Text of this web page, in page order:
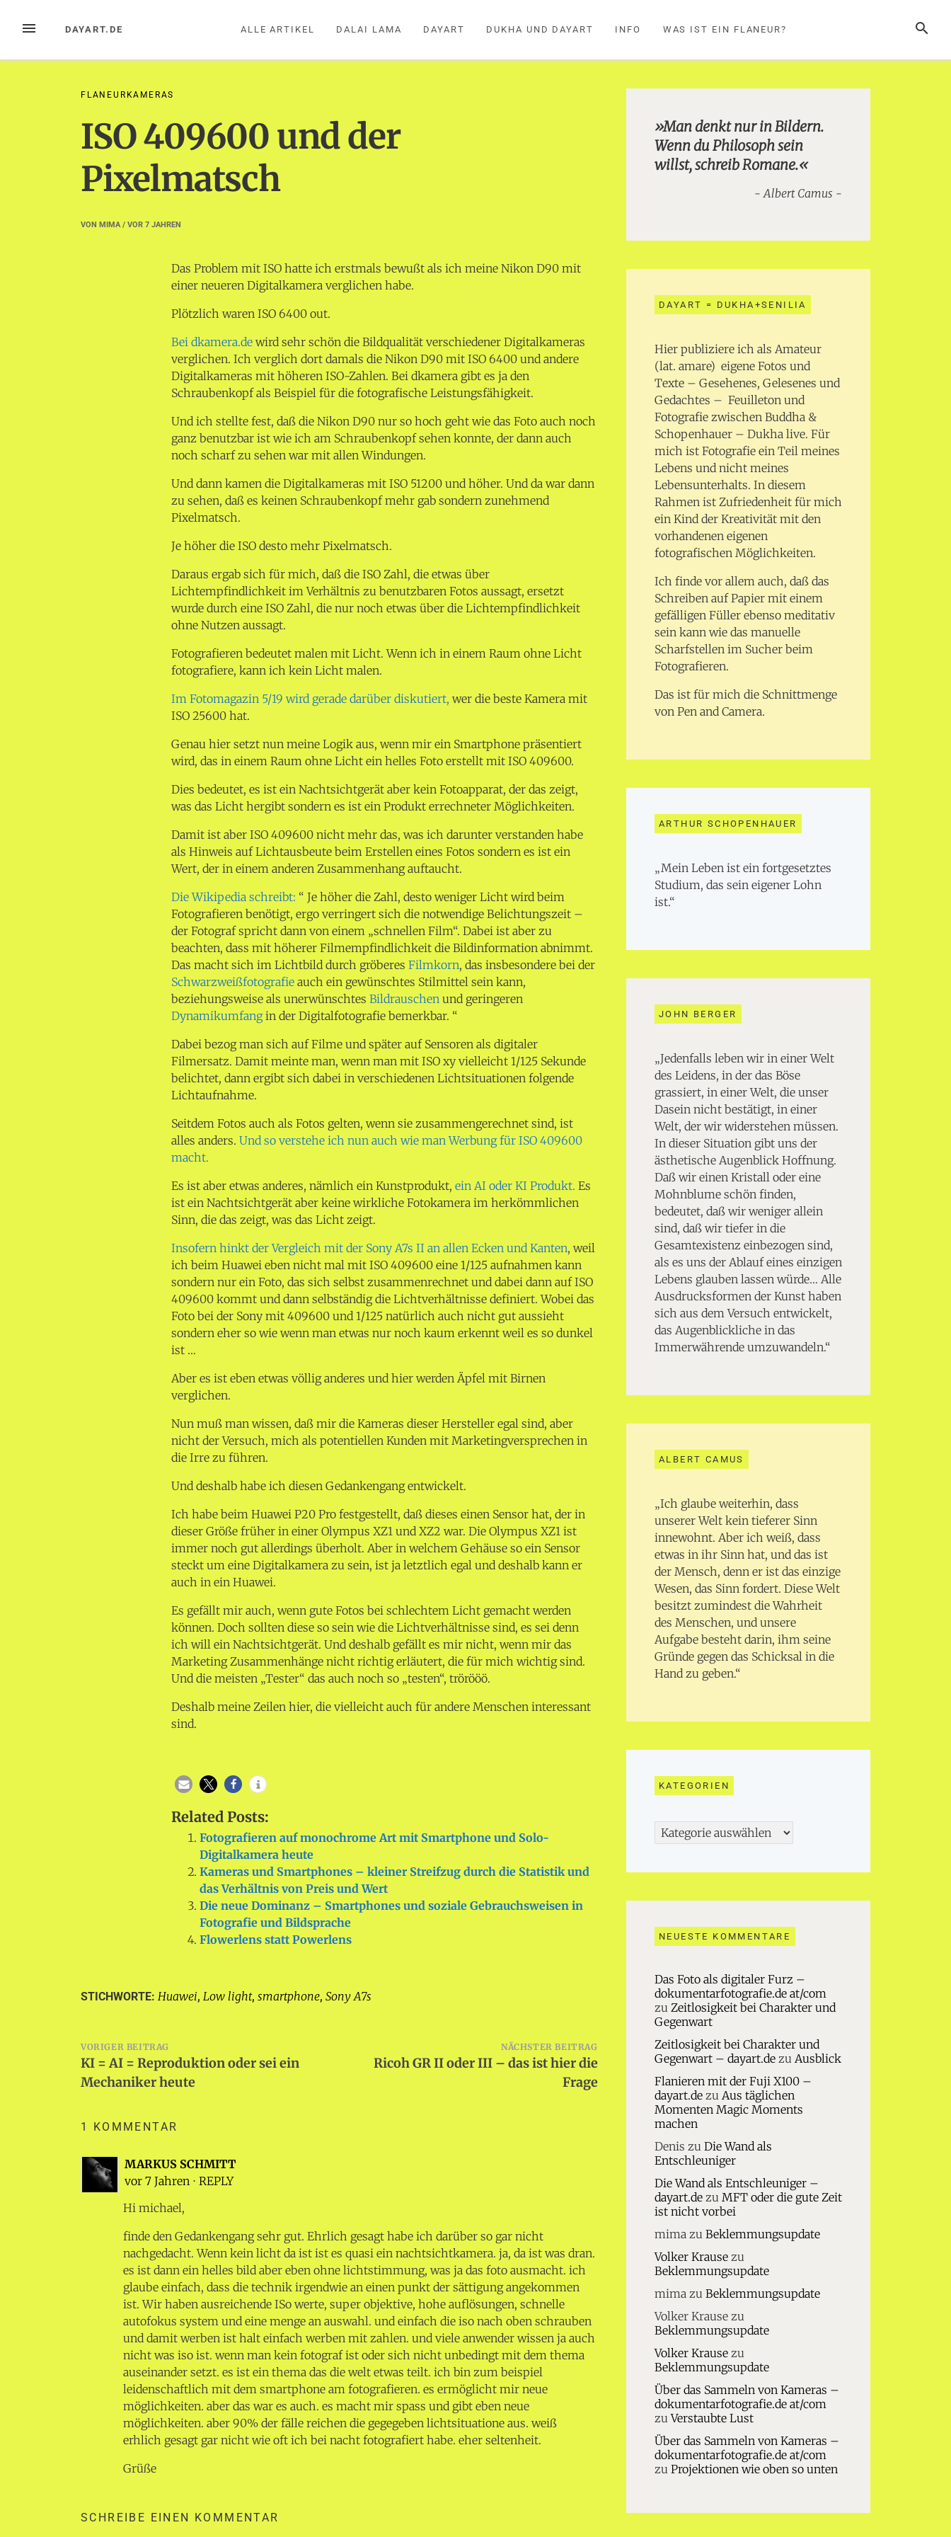
InhaltMENÜ SUCHE
DAYART.DE ALLE ARTIKEL DALAI LAMA DAYART DUKHA UND DAYART INFO WAS IST EIN FLANEUR?
FLANEURKAMERAS
ISO 409600 und der
Pixelmatsch
VON MIMA/ VOR 7 JAHREN
Das Problem mit ISO hatte ich erstmals bewußt als ich meine Nikon D90 mit
einer neueren Digitalkamera verglichen habe.
Plötzlich waren ISO 6400 out.
Bei dkamera.de wird sehr schön die Bildqualität verschiedener Digitalkameras
verglichen. Ich verglich dort damals die Nikon D90 mit ISO 6400 und andere
Digitalkameras mit höheren ISO-Zahlen. Bei dkamera gibt es ja den
Schraubenkopf als Beispiel für die fotografische Leistungsfähigkeit.
Und ich stellte fest, daß die Nikon D90 nur so hoch geht wie das Foto auch noch
ganz benutzbar ist wie ich am Schraubenkopf sehen konnte, der dann auch
noch scharf zu sehen war mit allen Windungen.
Und dann kamen die Digitalkameras mit ISO 51200 und höher. Und da war dann
zu sehen, daß es keinen Schraubenkopf mehr gab sondern zunehmend
Pixelmatsch.
Je höher die ISO desto mehr Pixelmatsch.
Daraus ergab sich für mich, daß die ISO Zahl, die etwas über
Lichtempfindlichkeit im Verhältnis zu benutzbaren Fotos aussagt, ersetzt
wurde durch eine ISO Zahl, die nur noch etwas über die Lichtempfindlichkeit
ohne Nutzen aussagt.
Fotografieren bedeutet malen mit Licht. Wenn ich in einem Raum ohne Licht
fotografiere, kann ich kein Licht malen.
Im Fotomagazin 5/19 wird gerade darüber diskutiert, wer die beste Kamera mit
ISO 25600 hat.
Genau hier setzt nun meine Logik aus, wenn mir ein Smartphone präsentiert
wird, das in einem Raum ohne Licht ein helles Foto erstellt mit ISO 409600.
Dies bedeutet, es ist ein Nachtsichtgerät aber kein Fotoapparat, der das zeigt,
was das Licht hergibt sondern es ist ein Produkt errechneter Möglichkeiten.
Damit ist aber ISO 409600 nicht mehr das, was ich darunter verstanden habe
als Hinweis auf Lichtausbeute beim Erstellen eines Fotos sondern es ist ein
Wert, der in einem anderen Zusammenhang auftaucht.
Die Wikipedia schreibt: “ Je höher die Zahl, desto weniger Licht wird beim
Fotografieren benötigt, ergo verringert sich die notwendige Belichtungszeit –
der Fotograf spricht dann von einem „schnellen Film“. Dabei ist aber zu
beachten, dass mit höherer Filmempfindlichkeit die Bildinformation abnimmt.
Das macht sich im Lichtbild durch gröberesFilmkorn, das insbesondere bei der
Schwarzweißfotografie auch ein gewünschtes Stilmittel sein kann,
beziehungsweise als unerwünschtesBildrauschen und geringeren
Dynamikumfangin der Digitalfotografie bemerkbar. “
Dabei bezog man sich auf Filme und später auf Sensoren als digitaler
Filmersatz. Damit meinte man, wenn man mit ISO xy vielleicht 1/125 Sekunde
belichtet, dann ergibt sich dabei in verschiedenen Lichtsituationen folgende
Lichtaufnahme.
Seitdem Fotos auch als Fotos gelten, wenn sie zusammengerechnet sind, ist
alles anders.Und so verstehe ich nun auch wie man Werbung für ISO 409600
macht.
Es ist aber etwas anderes, nämlich ein Kunstprodukt,ein AI oder KI Produkt. Es
ist ein Nachtsichtgerät aber keine wirkliche Fotokamera im herkömmlichen
Sinn, die das zeigt, was das Licht zeigt.
Insofern hinkt der Vergleich mit der Sony A7s II an allen Ecken und Kanten, weil
ich beim Huawei eben nicht mal mit ISO 409600 eine 1/125 aufnahmen kann
sondern nur ein Foto, das sich selbst zusammenrechnet und dabei dann auf ISO
409600 kommt und dann selbständig die Lichtverhältnisse definiert. Wobei das
Foto bei der Sony mit 409600 und 1/125 natürlich auch nicht gut aussieht
sondern eher so wie wenn man etwas nur noch kaum erkennt weil es so dunkel
ist …
Aber es ist eben etwas völlig anderes und hier werden Äpfel mit Birnen
verglichen.
Nun muß man wissen, daß mir die Kameras dieser Hersteller egal sind, aber
nicht der Versuch, mich als potentiellen Kunden mit Marketingversprechen in
die Irre zu führen.
Und deshalb habe ich diesen Gedankengang entwickelt.
Ich habe beim Huawei P20 Pro festgestellt, daß dieses einen Sensor hat, der in
dieser Größe früher in einer Olympus XZ1 und XZ2 war. Die Olympus XZ1 ist
immer noch gut allerdings überholt. Aber in welchem Gehäuse so ein Sensor
steckt um eine Digitalkamera zu sein, ist ja letztlich egal und deshalb kann er
auch in ein Huawei.
Es gefällt mir auch, wenn gute Fotos bei schlechtem Licht gemacht werden
können. Doch sollten diese so sein wie die Lichtverhältnisse sind, es sei denn
ich will ein Nachtsichtgerät. Und deshalb gefällt es mir nicht, wenn mir das
Marketing Zusammenhänge nicht richtig erläutert, die für mich wichtig sind.
Und die meisten „Tester“ das auch noch so „testen“, trörööö.
Deshalb meine Zeilen hier, die vielleicht auch für andere Menschen interessant
sind.
Related Posts:
Fotografieren auf monochrome Art mit Smartphone und Solo-
Digitalkamera heute
Kameras und Smartphones – kleiner Streifzug durch die Statistik und
das Verhältnis von Preis und Wert
Die neue Dominanz – Smartphones und soziale Gebrauchsweisen in
Fotografie und Bildsprache
Flowerlens statt Powerlens
STICHWORTE: Huawei, Low light, smartphone, Sony A7s
Beitragsnavigation
VORIGER BEITRAG
KI = AI = Reproduktion oder sei ein
Mechaniker heute
NÄCHSTER BEITRAG
Ricoh GR II oder III – das ist hier die
Frage
1 KOMMENTAR
MARKUS SCHMITT
vor 7 Jahren ⋅ REPLY
Hi michael,
finde den Gedankengang sehr gut. Ehrlich gesagt habe ich darüber so gar nicht
nachgedacht. Wenn kein licht da ist ist es quasi ein nachtsichtkamera. ja, da ist was dran.
es ist dann ein helles bild aber eben ohne lichtstimmung, was ja das foto ausmacht. ich
glaube einfach, dass die technik irgendwie an einen punkt der sättigung angekommen
ist. Wir haben ausreichende ISo werte, super objektive, hohe auflösungen, schnelle
autofokus system und eine menge an auswahl. und einfach die iso nach oben schrauben
und damit werben ist halt einfach werben mit zahlen. und viele anwender wissen ja auch
nicht was iso ist. wenn man kein fotograf ist oder sich nicht unbedingt mit dem thema
auseinander setzt. es ist ein thema das die welt etwas teilt. ich bin zum beispiel
leidenschaftlich mit dem smartphone am fotografieren. es ermöglicht mir neue
möglichkeiten. aber das war es auch. es macht mir spass und gibt eben neue
möglichkeiten. aber 90% der fälle reichen die gegegeben lichtsituatione aus. weiß
erhlich gesagt gar nicht wie oft ich bei nacht fotografiert habe. eher seltenheit.
Grüße
SCHREIBE EINEN KOMMENTAR
»Man denkt nur in Bildern.
Wenn du Philosoph sein
willst, schreib Romane.«
Albert Camus
DAYART = DUKHA+SENILIA
Hier publiziere ich als Amateur
(lat. amare) eigene Fotos und
Texte – Gesehenes, Gelesenes und
Gedachtes – Feuilleton und
Fotografie zwischen Buddha &
Schopenhauer – Dukha live. Für
mich ist Fotografie ein Teil meines
Lebens und nicht meines
Lebensunterhalts. In diesem
Rahmen ist Zufriedenheit für mich
ein Kind der Kreativität mit den
vorhandenen eigenen
fotografischen Möglichkeiten.
Ich finde vor allem auch, daß das
Schreiben auf Papier mit einem
gefälligen Füller ebenso meditativ
sein kann wie das manuelle
Scharfstellen im Sucher beim
Fotografieren.
Das ist für mich die Schnittmenge
von Pen and Camera.
ARTHUR SCHOPENHAUER
„Mein Leben ist ein fortgesetztes
Studium, das sein eigener Lohn
ist.“
JOHN BERGER
„Jedenfalls leben wir in einer Welt
des Leidens, in der das Böse
grassiert, in einer Welt, die unser
Dasein nicht bestätigt, in einer
Welt, der wir widerstehen müssen.
In dieser Situation gibt uns der
ästhetische Augenblick Hoffnung.
Daß wir einen Kristall oder eine
Mohnblume schön finden,
bedeutet, daß wir weniger allein
sind, daß wir tiefer in die
Gesamtexistenz einbezogen sind,
als es uns der Ablauf eines einzigen
Lebens glauben lassen würde… Alle
Ausdrucksformen der Kunst haben
sich aus dem Versuch entwickelt,
das Augenblickliche in das
Immerwährende umzuwandeln.“
ALBERT CAMUS
„Ich glaube weiterhin, dass
unserer Welt kein tieferer Sinn
innewohnt. Aber ich weiß, dass
etwas in ihr Sinn hat, und das ist
der Mensch, denn er ist das einzige
Wesen, das Sinn fordert. Diese Welt
besitzt zumindest die Wahrheit
des Menschen, und unsere
Aufgabe besteht darin, ihm seine
Gründe gegen das Schicksal in die
Hand zu geben.“
KATEGORIEN
Kategorien
NEUESTE KOMMENTARE
Das Foto als digitaler Furz –
dokumentarfotografie.de at/com
zu Zeitlosigkeit bei Charakter und
Gegenwart
Zeitlosigkeit bei Charakter und
Gegenwart – dayart.dezu Ausblick
Flanieren mit der Fuji X100 –
dayart.dezu Aus täglichen
Momenten Magic Moments
machen
Denis zu Die Wand als
Entschleuniger
Die Wand als Entschleuniger –
dayart.dezu MFT oder die gute Zeit
ist nicht vorbei
mimazu Beklemmungsupdate
Volker Krausezu
Beklemmungsupdate
mimazu Beklemmungsupdate
Volker Krausezu
Beklemmungsupdate
Volker Krausezu
Beklemmungsupdate
Über das Sammeln von Kameras –
dokumentarfotografie.de at/com
zuVerstaubte Lust
Über das Sammeln von Kameras –
dokumentarfotografie.de at/com
zu Projektionen wie oben so unten